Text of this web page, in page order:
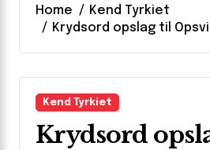
Home
Kend Tyrkiet
Krydsord opslag til
Kend Tyrkiet
Krydsord